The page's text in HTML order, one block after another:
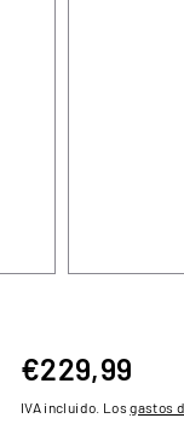
Precio
habitual
€229,99
IVA incluido. Losgastos